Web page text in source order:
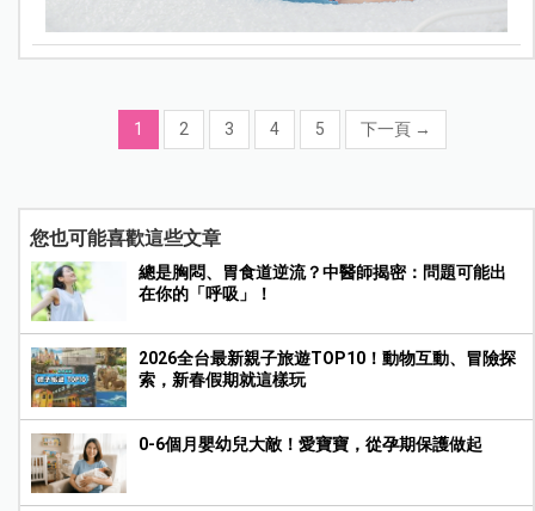
1 2 3 4 5 下一頁 →
您也可能喜歡這些文章
總是胸悶、胃食道逆流？中醫師揭密：問題可能出
在你的「呼吸」！
2026全台最新親子旅遊TOP10！動物互動、冒險探
索，新春假期就這樣玩
0-6個月嬰幼兒大敵！愛寶寶，從孕期保護做起